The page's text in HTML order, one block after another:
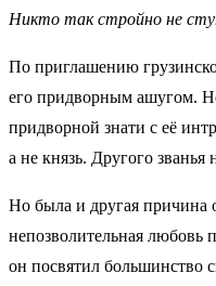
Никто так стройно не
По приглашению
его придворным ашугом.
придворной знати с её
а не князь. Другого званья
Но была и другая причина
непозволительная любовь
он посвятил большинство